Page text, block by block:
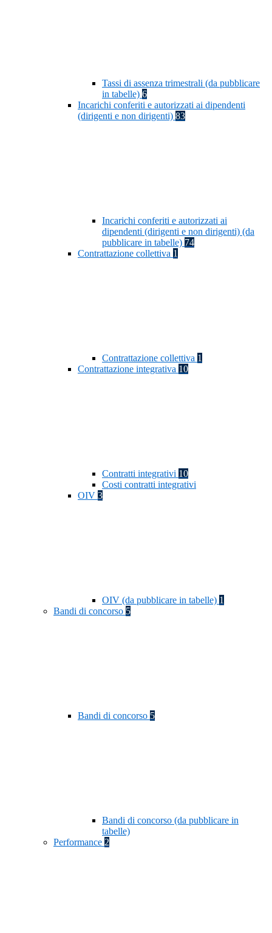
Tassi di assenza trimestrali (da pubblicare
in tabelle) 6
Incarichi conferiti e autorizzati ai dipendenti
(dirigenti e non dirigenti) 83
Incarichi conferiti e autorizzati ai
dipendenti (dirigenti e non dirigenti) (da
pubblicare in tabelle) 74
Contrattazione collettiva 1
Contrattazione collettiva 1
Contrattazione integrativa 10
Contratti integrativi 10
Costi contratti integrativi
OIV 3
OIV (da pubblicare in tabelle) 1
Bandi di concorso 5
Bandi di concorso 5
Bandi di concorso (da pubblicare in
tabelle)
Performance 2